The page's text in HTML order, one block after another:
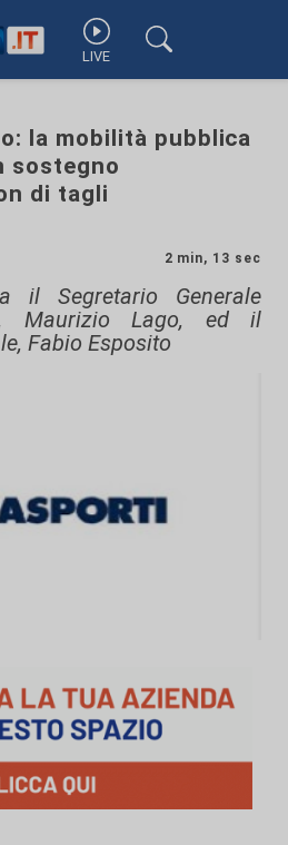
LIVE
la mobilità pubblica
sostegno
di tagli
2 min, 13 sec
il Segretario Generale
Maurizio Lago, ed il
Fabio Esposito